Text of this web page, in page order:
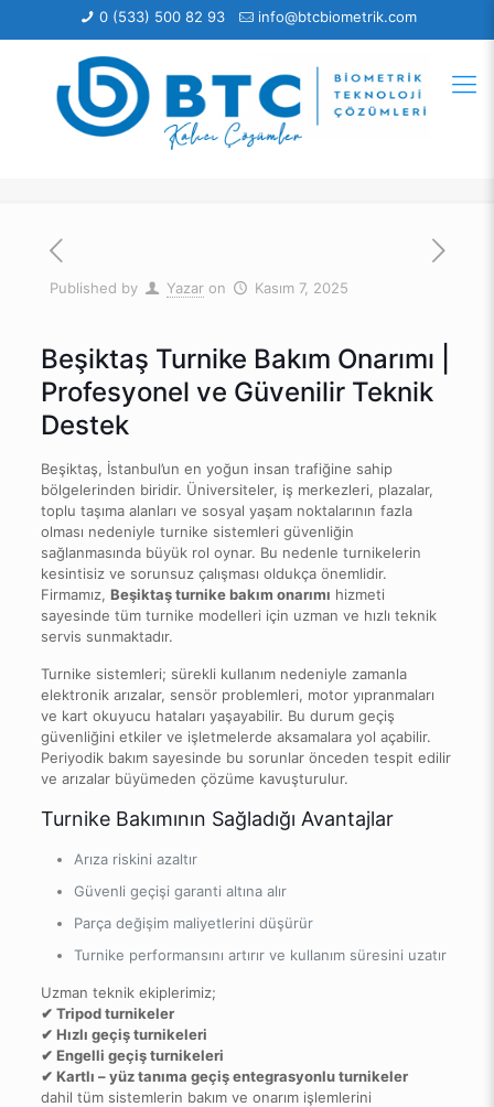
0 (533) 500 82 93 info@btcbiometrik.com
Published by Yazar on Kasım 7, 2025
Beşiktaş Turnike Bakım Onarımı |
Profesyonel ve Güvenilir Teknik
Destek
Beşiktaş, İstanbul’un en yoğun insan trafiğine sahip
bölgelerinden biridir. Üniversiteler, iş merkezleri, plazalar,
toplu taşıma alanları ve sosyal yaşam noktalarının fazla
olması nedeniyle turnike sistemleri güvenliğin
sağlanmasında büyük rol oynar. Bu nedenle turnikelerin
kesintisiz ve sorunsuz çalışması oldukça önemlidir.
Firmamız, Beşiktaş turnike bakım onarımı hizmeti
sayesinde tüm turnike modelleri için uzman ve hızlı teknik
servis sunmaktadır.
Turnike sistemleri; sürekli kullanım nedeniyle zamanla
elektronik arızalar, sensör problemleri, motor yıpranmaları
ve kart okuyucu hataları yaşayabilir. Bu durum geçiş
güvenliğini etkiler ve işletmelerde aksamalara yol açabilir.
Periyodik bakım sayesinde bu sorunlar önceden tespit edilir
ve arızalar büyümeden çözüme kavuşturulur.
Turnike Bakımının Sağladığı Avantajlar
Arıza riskini azaltır
Güvenli geçişi garanti altına alır
Parça değişim maliyetlerini düşürür
Turnike performansını artırır ve kullanım süresini uzatır
Uzman teknik ekiplerimiz;
✔ Tripod turnikeler
✔ Hızlı geçiş turnikeleri
✔ Engelli geçiş turnikeleri
✔ Kartlı – yüz tanıma geçiş entegrasyonlu turnikeler
dahil tüm sistemlerin bakım ve onarım işlemlerini